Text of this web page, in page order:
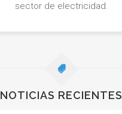
sector de electricidad.
NOTICIAS RECIENTES